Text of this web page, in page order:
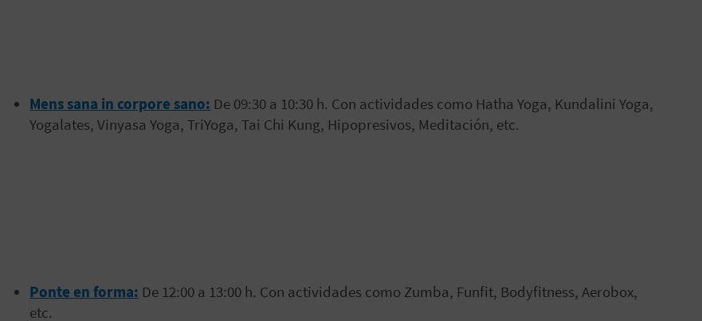
Mens sana in corpore sano: De 09:30 a 10:30 h. Con actividades como Hatha Yoga, Kundalini Yoga,
Yogalates, Vinyasa Yoga, TriYoga, Tai Chi Kung, Hipopresivos, Meditación, etc.
Ponte en forma: De 12:00 a 13:00 h. Con actividades como Zumba, Funfit, Bodyfitness, Aerobox,
etc.